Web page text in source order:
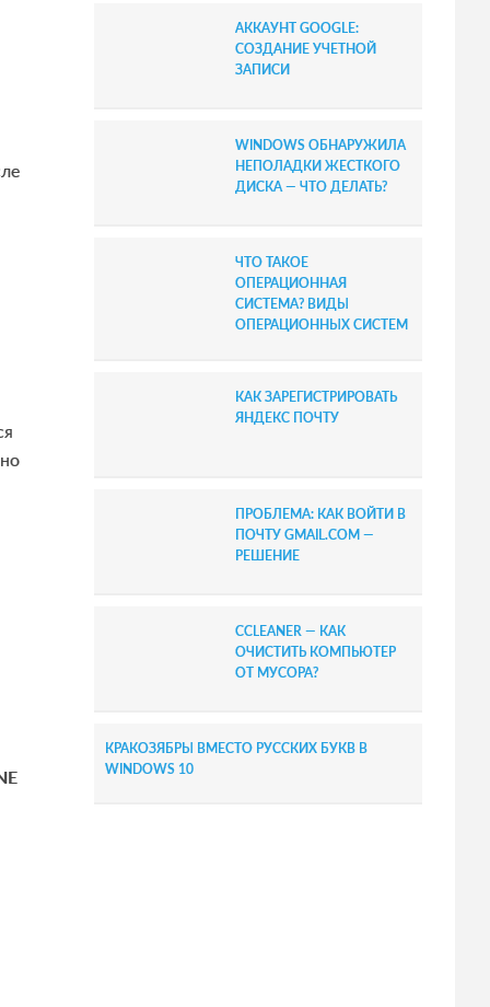
АККАУНТ GOOGLE:
СОЗДАНИЕ УЧЕТНОЙ
ЗАПИСИ
WINDOWS ОБНАРУЖИЛА
НЕПОЛАДКИ ЖЕСТКОГО
ДИСКА — ЧТО ДЕЛАТЬ?
ЧТО ТАКОЕ
ОПЕРАЦИОННАЯ
СИСТЕМА? ВИДЫ
ОПЕРАЦИОННЫХ СИСТЕМ
КАК ЗАРЕГИСТРИРОВАТЬ
ЯНДЕКС ПОЧТУ
ПРОБЛЕМА: КАК ВОЙТИ В
ПОЧТУ GMAIL.COM —
РЕШЕНИЕ
CCLEANER — КАК
ОЧИСТИТЬ КОМПЬЮТЕР
ОТ МУСОРА?
КРАКОЗЯБРЫ ВМЕСТО РУССКИХ БУКВ В
WINDOWS 10